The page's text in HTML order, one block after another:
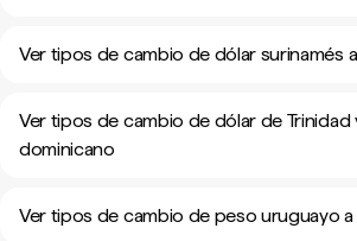
Ver tipos de cambio de dólar surinamés
Ver tipos de cambio de dólar de Trinidad
dominicano
Ver tipos de cambio de peso uruguayo